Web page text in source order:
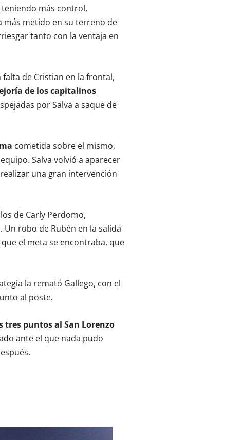
más control,
más metido en su terreno de
tanto con la ventaja en
de Cristian en la frontal,
de los capitalinos
por Salva a saque de
cometida sobre el mismo,
Salva volvió a aparecer
una gran intervención
de Carly Perdomo,
robo de Rubén en la salida
el meta se encontraba, que
la remató Gallego, con el
al poste.
tres puntos al San Lorenzo
ante el que nada pudo